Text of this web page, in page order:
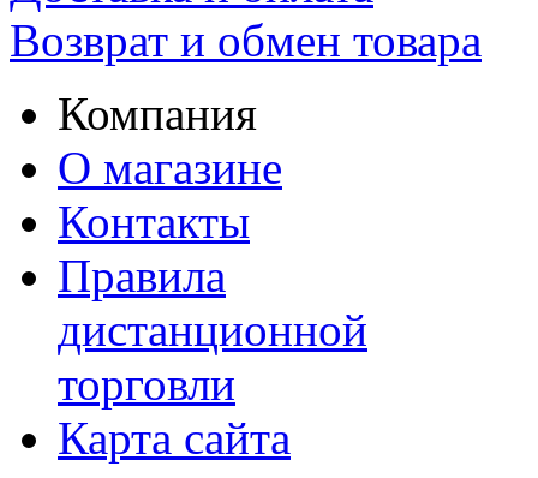
Возврат и обмен товара
Компания
О магазине
Контакты
Правила
дистанционной
торговли
Карта сайта